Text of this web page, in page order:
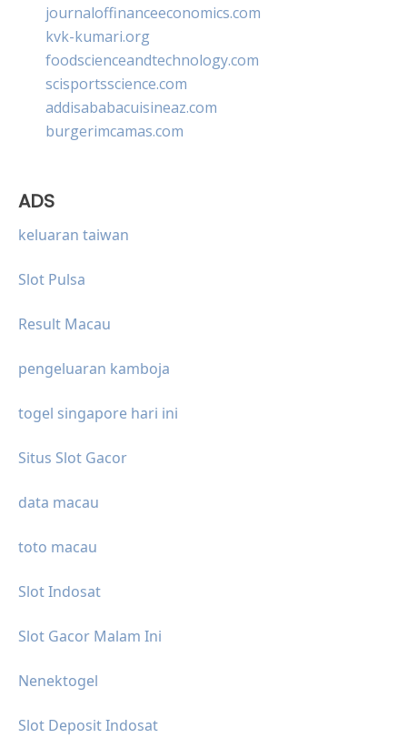
journaloffinanceeconomics.com
kvk-kumari.org
foodscienceandtechnology.com
scisportsscience.com
addisababacuisineaz.com
burgerimcamas.com
ADS
keluaran taiwan
Slot Pulsa
Result Macau
pengeluaran kamboja
togel singapore hari ini
Situs Slot Gacor
data macau
toto macau
Slot Indosat
Slot Gacor Malam Ini
Nenektogel
Slot Deposit Indosat